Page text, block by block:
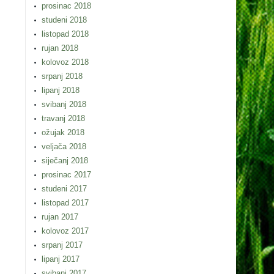
prosinac 2018
studeni 2018
listopad 2018
rujan 2018
kolovoz 2018
srpanj 2018
lipanj 2018
svibanj 2018
travanj 2018
ožujak 2018
veljača 2018
siječanj 2018
prosinac 2017
studeni 2017
listopad 2017
rujan 2017
kolovoz 2017
srpanj 2017
lipanj 2017